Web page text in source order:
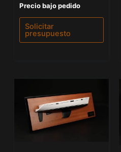
Valorado
con
5.00
de 5
Precio bajo pedido
Solicitar
presupuesto